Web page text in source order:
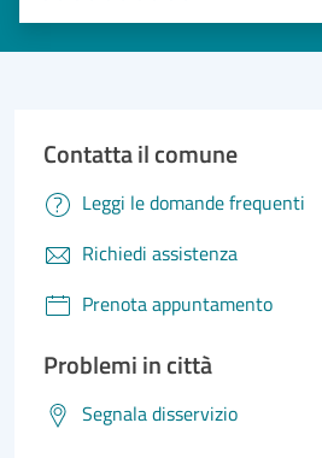
Valuta 5 stelle su 5
Valuta 4 stelle su 5
Valuta 3 stelle su 5
Valuta 2 stelle su 5
Valuta 1 stelle su 5
Contatta il comune
Leggi le domande frequenti
Richiedi assistenza
Prenota appuntamento
Problemi in città
Segnala disservizio